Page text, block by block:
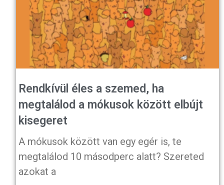
Rendkívül éles a szemed, ha
megtalálod a mókusok között elbújt
kisegeret
A mókusok között van egy egér is, te
megtalálod 10 másodperc alatt? Szereted
azokat a